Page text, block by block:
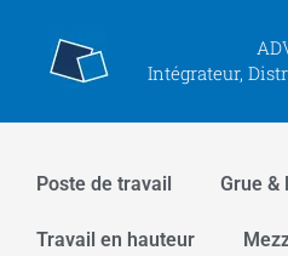
contenu
Intégrateur,
Poste de travail Grue &
Travail en hauteur